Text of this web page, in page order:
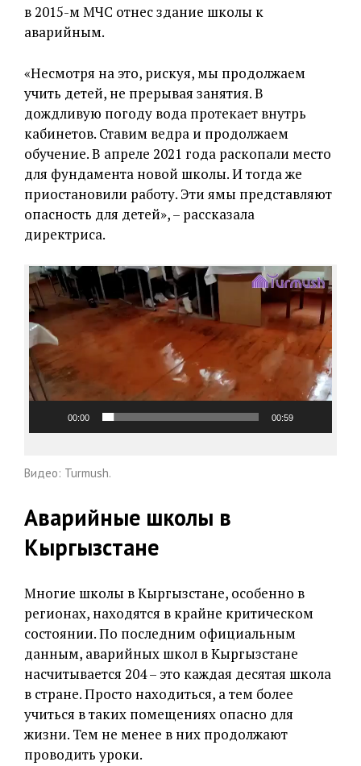
в 2015-м МЧС отнес здание школы к
аварийным.
«Несмотря на это, рискуя, мы продолжаем
учить детей, не прерывая занятия. В
дождливую погоду вода протекает внутрь
кабинетов. Ставим ведра и продолжаем
обучение. В апреле 2021 года раскопали место
для фундамента новой школы. И тогда же
приостановили работу. Эти ямы представляют
опасность для детей», – рассказала
директриса.
Видеоплеер
00:00 00:59
Видео: Turmush.
Аварийные школы в
Кыргызстане
Многие школы в Кыргызстане, особенно в
регионах, находятся в крайне критическом
состоянии. По последним официальным
данным, аварийных школ в Кыргызстане
насчитывается 204 – это каждая десятая школа
в стране. Просто находиться, а тем более
учиться в таких помещениях опасно для
жизни. Тем не менее в них продолжают
проводить уроки.